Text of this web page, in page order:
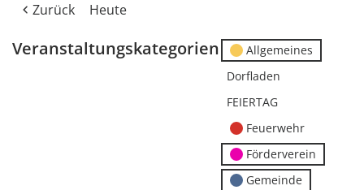
Zurück Heute
Veranstaltungskategorien
Allgemeines
Dorfladen
FEIERTAG
Feuerwehr
Förderverein
Gemeinde